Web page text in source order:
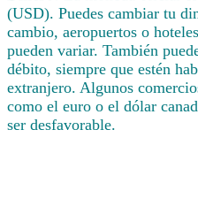
(USD). Puedes cambiar tu
cambio, aeropuertos o
pueden variar. También
débito, siempre que estén
extranjero. Algunos
como el euro o el dólar
ser desfavorable.